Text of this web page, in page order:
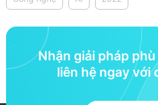
Nhận giải pháp
liên hệ ngay với